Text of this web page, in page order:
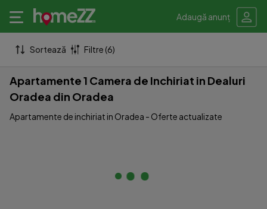
Adaugă anunț
Sortează Filtre (6)
Apartamente 1 Camera de Inchiriat in Dealuri
Oradea din Oradea
Apartamente de inchiriat in Oradea - Oferte actualizate